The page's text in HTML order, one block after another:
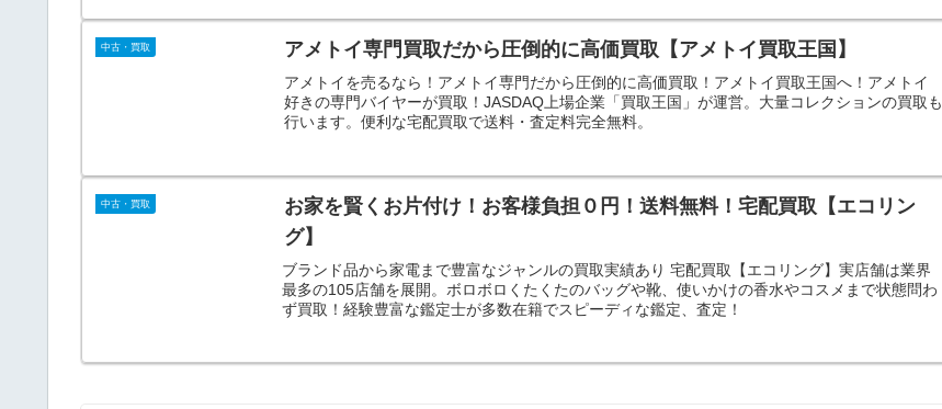
中古・買取 アメトイ専門買取だから圧倒的に高価買取【アメトイ買取王国】
アメトイを売るなら！アメトイ専門だから圧倒的に高価買取！アメトイ買取王国へ！アメトイ
好きの専門バイヤーが買取！JASDAQ上場企業「買取王国」が運営。大量コレクションの買取も
行います。便利な宅配買取で送料・査定料完全無料。
中古・買取
お家を賢くお片付け！お客様負担０円！送料無料！宅配買取【エコリン
グ】
ブランド品から家電まで豊富なジャンルの買取実績あり 宅配買取【エコリング】実店舗は業界
最多の105店舗を展開。ボロボロくたくたのバッグや靴、使いかけの香水やコスメまで状態問わ
ず買取！経験豊富な鑑定士が多数在籍でスピーディな鑑定、査定！